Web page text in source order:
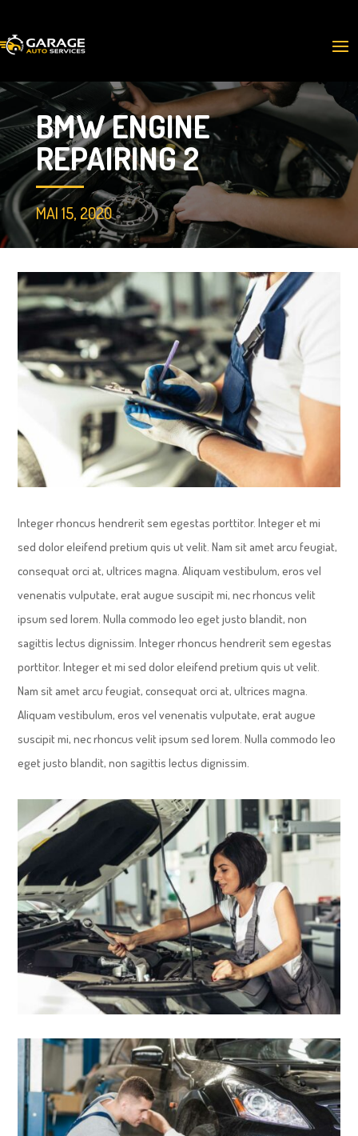
BMW ENGINE
REPAIRING 2
MAI 15, 2020
Integer rhoncus hendrerit sem egestas porttitor. Integer et mi
sed dolor eleifend pretium quis ut velit. Nam sit amet arcu feugiat,
consequat orci at, ultrices magna. Aliquam vestibulum, eros vel
venenatis vulputate, erat augue suscipit mi, nec rhoncus velit
ipsum sed lorem. Nulla commodo leo eget justo blandit, non
sagittis lectus dignissim. Integer rhoncus hendrerit sem egestas
porttitor. Integer et mi sed dolor eleifend pretium quis ut velit.
Nam sit amet arcu feugiat, consequat orci at, ultrices magna.
Aliquam vestibulum, eros vel venenatis vulputate, erat augue
suscipit mi, nec rhoncus velit ipsum sed lorem. Nulla commodo leo
eget justo blandit, non sagittis lectus dignissim.